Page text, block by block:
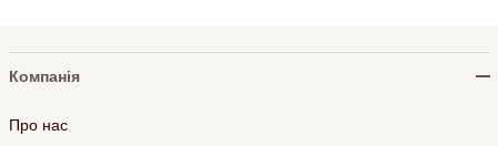
Компанія
Про нас